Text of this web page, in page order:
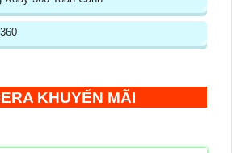
KHUYẾN MÃI